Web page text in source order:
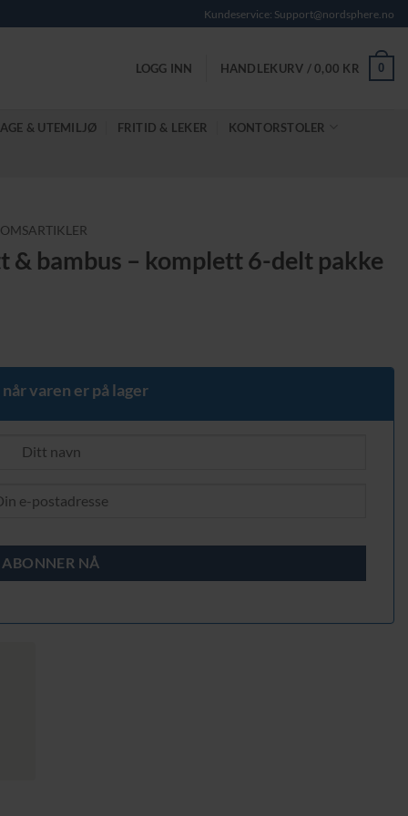
Kundeservice: Support@nordsphere.no
LOGG INN HANDLEKURV /0,00 KR 0
& UTEMILJØ FRITID & LEKER KONTORSTOLER
& bambus – komplett 6-delt pakke
varen er på lager